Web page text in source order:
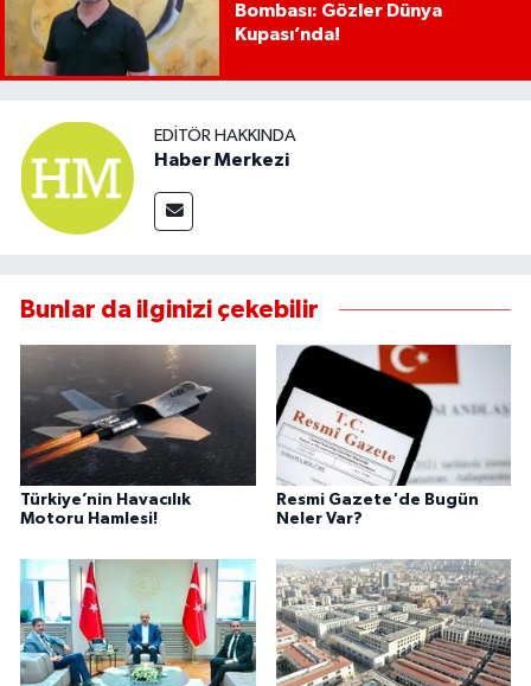
Bombası: Gözler Dünya
Kupası’nda!
EDITÖR HAKKINDA
Haber Merkezi
Bunlar da ilginizi çekebilir
Türkiye’nin Havacılık
Motoru Hamlesi!
Resmi Gazete'de Bugün
Neler Var?